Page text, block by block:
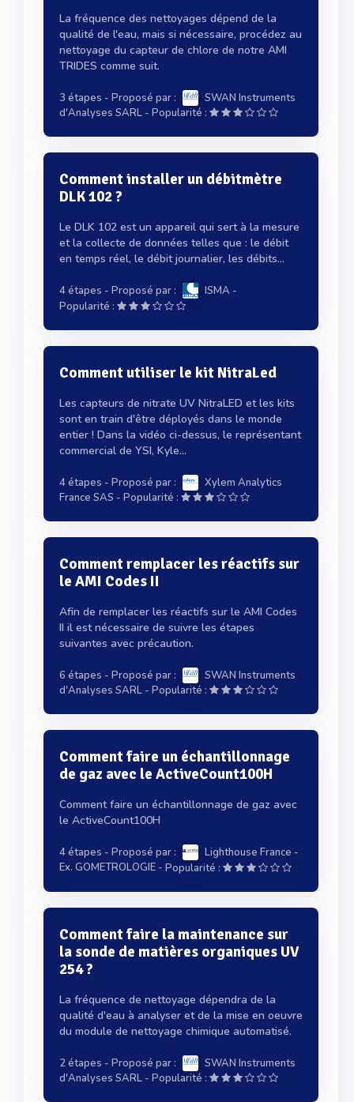
La fréquence des nettoyages dépend de la
qualité de l'eau, mais si nécessaire, procédez au
nettoyage du capteur de chlore de notre AMI
TRIDES comme suit.
3 étapes - Proposé par :
SWAN Instruments
d'Analyses SARL - Popularité :
Comment installer un débitmètre
DLK 102 ?
Le DLK 102 est un appareil qui sert à la mesure
et la collecte de données telles que : le débit
en temps réel, le débit journalier, les débits...
4 étapes - Proposé par : ISMA -
Popularité :
Comment utiliser le kit NitraLed
Les capteurs de nitrate UV NitraLED et les kits
sont en train d'être déployés dans le monde
entier ! Dans la vidéo ci-dessus, le représentant
commercial de YSI, Kyle...
4 étapes - Proposé par :
Xylem Analytics
France SAS - Popularité :
Comment remplacer les réactifs sur
le AMI Codes II
Afin de remplacer les réactifs sur le AMI Codes
II il est nécessaire de suivre les étapes
suivantes avec précaution.
6 étapes - Proposé par :
SWAN Instruments
d'Analyses SARL - Popularité :
Comment faire un échantillonnage
de gaz avec le ActiveCount100H
Comment faire un échantillonnage de gaz avec
le ActiveCount100H
4 étapes - Proposé par :
Lighthouse France -
Ex. GOMETROLOGIE - Popularité :
Comment faire la maintenance sur
la sonde de matières organiques UV
254 ?
La fréquence de nettoyage dépendra de la
qualité d'eau à analyser et de la mise en oeuvre
du module de nettoyage chimique automatisé.
2 étapes - Proposé par :
SWAN Instruments
d'Analyses SARL - Popularité :